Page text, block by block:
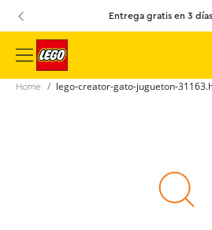
Entrega gratis en 3 días
lego-creator-gato-jugueton-